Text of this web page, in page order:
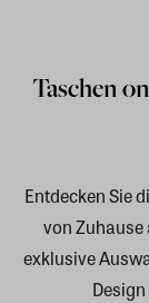
Taschen
Entdecken Sie
von
exklusive